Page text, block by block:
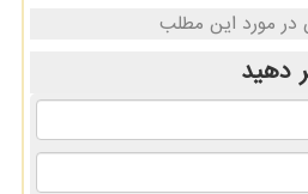
در مورد این مطلب
دهید